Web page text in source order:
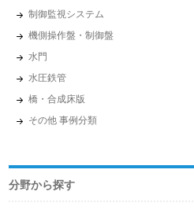
制御監視システム
機側操作盤・制御盤
水門
水圧鉄管
橋・合成床版
その他 事例分類
分野から探す